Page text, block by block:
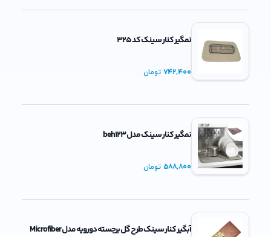
نمگیر کنار سینک کد 325
742,400تومان
نمگیر کنار سینک مدل beh123
588,800تومان
آبگیر کنار سینک طرح گل برجسته دورویه مدل Microfiber